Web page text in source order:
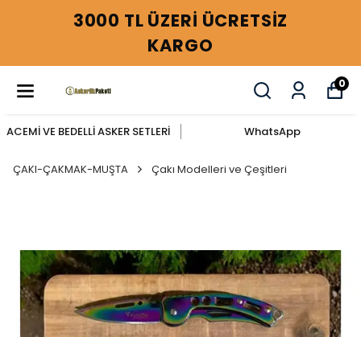
3000 TL ÜZERİ ÜCRETSİZ
KARGO
0
ACEMİ VE BEDELLİ ASKER SETLERİ WhatsApp
ÇAKI-ÇAKMAK-MUŞTA Çakı Modelleri ve Çeşitleri